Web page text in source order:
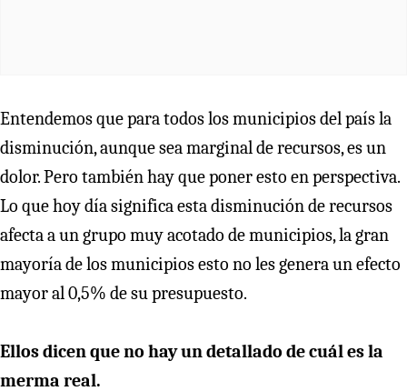
Entendemos que para todos los municipios del país la
disminución, aunque sea marginal de recursos, es un
dolor. Pero también hay que poner esto en perspectiva.
Lo que hoy día significa esta disminución de recursos
afecta a un grupo muy acotado de municipios, la gran
mayoría de los municipios esto no les genera un efecto
mayor al 0,5% de su presupuesto.
Ellos dicen que no hay un detallado de cuál es la
merma real.